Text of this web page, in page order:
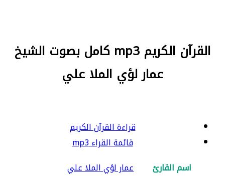
القرآن الكريم mp3 كامل بصوت الشيخ
عمار لؤي الملا علي
قراءة القرآن الكريم
قائمة القراء mp3
اسم القارئ
عمار لؤي الملا علي